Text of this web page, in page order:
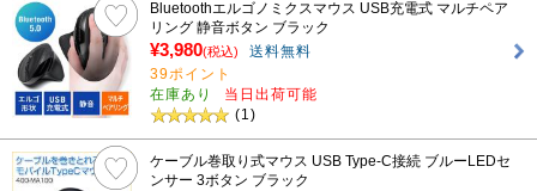
Bluetoothエルゴノミクスマウス USB充電式 マルチペア
リング 静音ボタン ブラック
¥3,980(税込)
送料無料
39ポイント
在庫あり
当日出荷可能
(1)
ケーブル巻取り式マウス USB Type-C接続 ブルーLEDセ
ンサー 3ボタン ブラック